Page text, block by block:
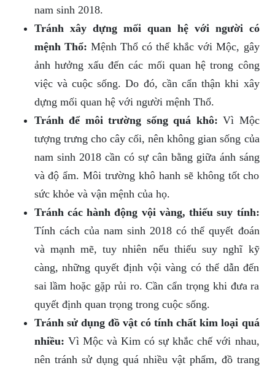
nam sinh 2018.
Tránh xây dựng mối quan hệ với người có
mệnh Thổ: Mệnh Thổ có thể khắc với Mộc, gây
ảnh hưởng xấu đến các mối quan hệ trong công
việc và cuộc sống. Do đó, cần cẩn thận khi xây
dựng mối quan hệ với người mệnh Thổ.
Tránh để môi trường sống quá khô: Vì Mộc
tượng trưng cho cây cối, nên không gian sống của
nam sinh 2018 cần có sự cân bằng giữa ánh sáng
và độ ẩm. Môi trường khô hanh sẽ không tốt cho
sức khỏe và vận mệnh của họ.
Tránh các hành động vội vàng, thiếu suy tính:
Tính cách của nam sinh 2018 có thể quyết đoán
và mạnh mẽ, tuy nhiên nếu thiếu suy nghĩ kỹ
càng, những quyết định vội vàng có thể dẫn đến
sai lầm hoặc gặp rủi ro. Cần cẩn trọng khi đưa ra
quyết định quan trọng trong cuộc sống.
Tránh sử dụng đồ vật có tính chất kim loại quá
nhiều: Vì Mộc và Kim có sự khắc chế với nhau,
nên tránh sử dụng quá nhiều vật phẩm, đồ trang